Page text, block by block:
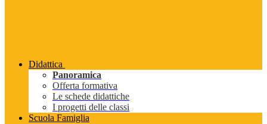
Didattica
Panoramica
Offerta formativa
Le schede didattiche
I progetti delle classi
Scuola Famiglia